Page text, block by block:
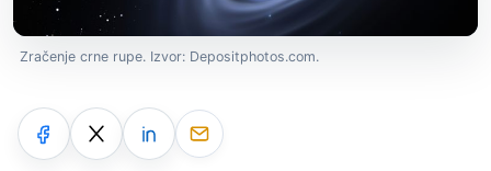
Zračenje crne rupe. Izvor: Depositphotos.com.